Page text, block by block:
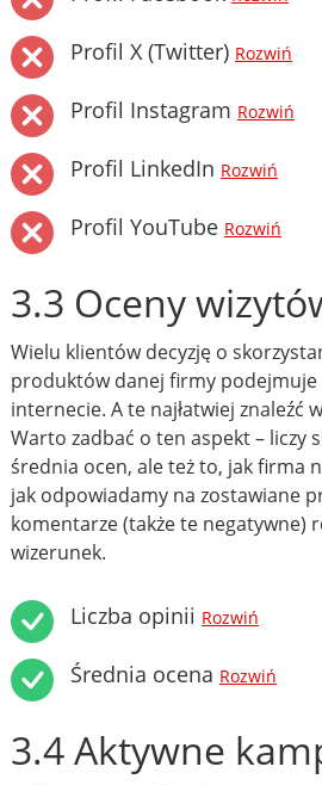
Profil X (Twitter) Rozwiń
Profil Instagram Rozwiń
Profil LinkedIn Rozwiń
Profil YouTube Rozwiń
3.3 Oceny
Wielu klientów decyzję o
produktów danej firmy
internecie. A te najłatwiej znaleźć
Warto zadbać o ten aspekt – liczy
średnia ocen, ale też to, jak firma
jak odpowiadamy na zostawiane
komentarze (także te negatywne)
wizerunek.
Liczba opinii Rozwiń
Średnia ocena Rozwiń
3.4 Aktywne